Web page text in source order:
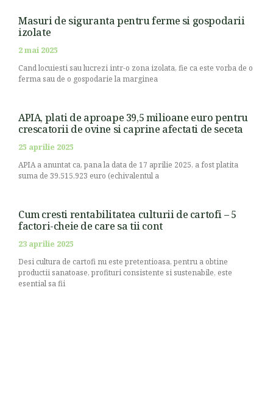
Masuri de siguranta pentru ferme si gospodarii
izolate
2 mai 2025
Cand locuiesti sau lucrezi intr-o zona izolata, fie ca este vorba de o
ferma sau de o gospodarie la marginea
APIA, plati de aproape 39,5 milioane euro pentru
crescatorii de ovine si caprine afectati de seceta
25 aprilie 2025
APIA a anuntat ca, pana la data de 17 aprilie 2025, a fost platita
suma de 39.515.923 euro (echivalentul a
Cum cresti rentabilitatea culturii de cartofi – 5
factori-cheie de care sa tii cont
23 aprilie 2025
Desi cultura de cartofi nu este pretentioasa, pentru a obtine
productii sanatoase, profituri consistente si sustenabile, este
esential sa fii